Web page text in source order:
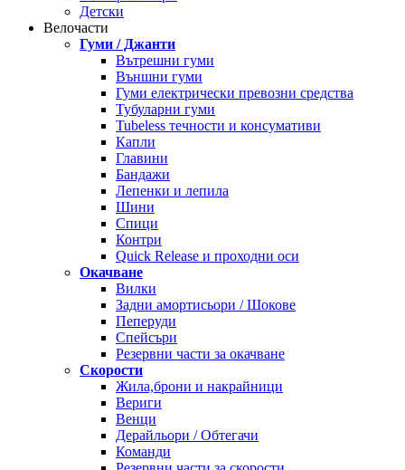
Детски
Велочасти
Гуми / Джанти
Вътрешни гуми
Външни гуми
Гуми електрически превозни средства
Тубуларни гуми
Tubeless течности и консумативи
Капли
Главини
Бандажи
Лепенки и лепила
Шини
Спици
Контри
Quick Release и проходни оси
Окачване
Вилки
Задни амортисьори / Шокове
Пеперуди
Спейсъри
Резервни части за окачване
Скорости
Жила,брони и накрайници
Вериги
Венци
Дерайльори / Обтегачи
Команди